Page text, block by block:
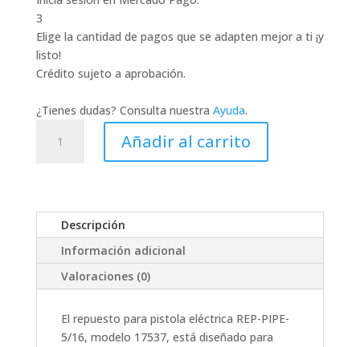
3
Elige la cantidad de pagos que se adapten mejor a ti ¡y
listo!
Crédito sujeto a aprobación.
¿Tienes dudas? Consulta nuestra Ayuda.
REPUESTO
PIPE-
5/16
cantidad
Añadir al carrito
Descripción
Información adicional
Valoraciones (0)
El repuesto para pistola eléctrica REP-PIPE-
5/16, modelo 17537, está diseñado para